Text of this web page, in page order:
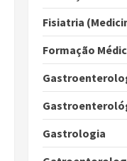
Fisiatria
Formação
Gastrologia